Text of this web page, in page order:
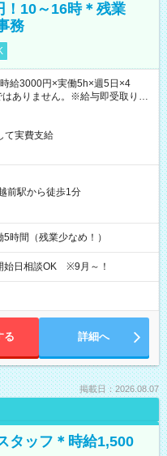
！10～16時＊残業
務
給3000円×実働5h×週5日×4
ありません。※給与即受取りサ
て実費支給
前駅から徒歩1分
時間（残業少なめ！）
日相談OK ※9月～！
る 詳細へ
掲載日：2026.08.07
タッフ＊時給1,500